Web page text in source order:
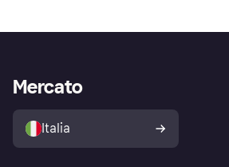
Mercato
Italia